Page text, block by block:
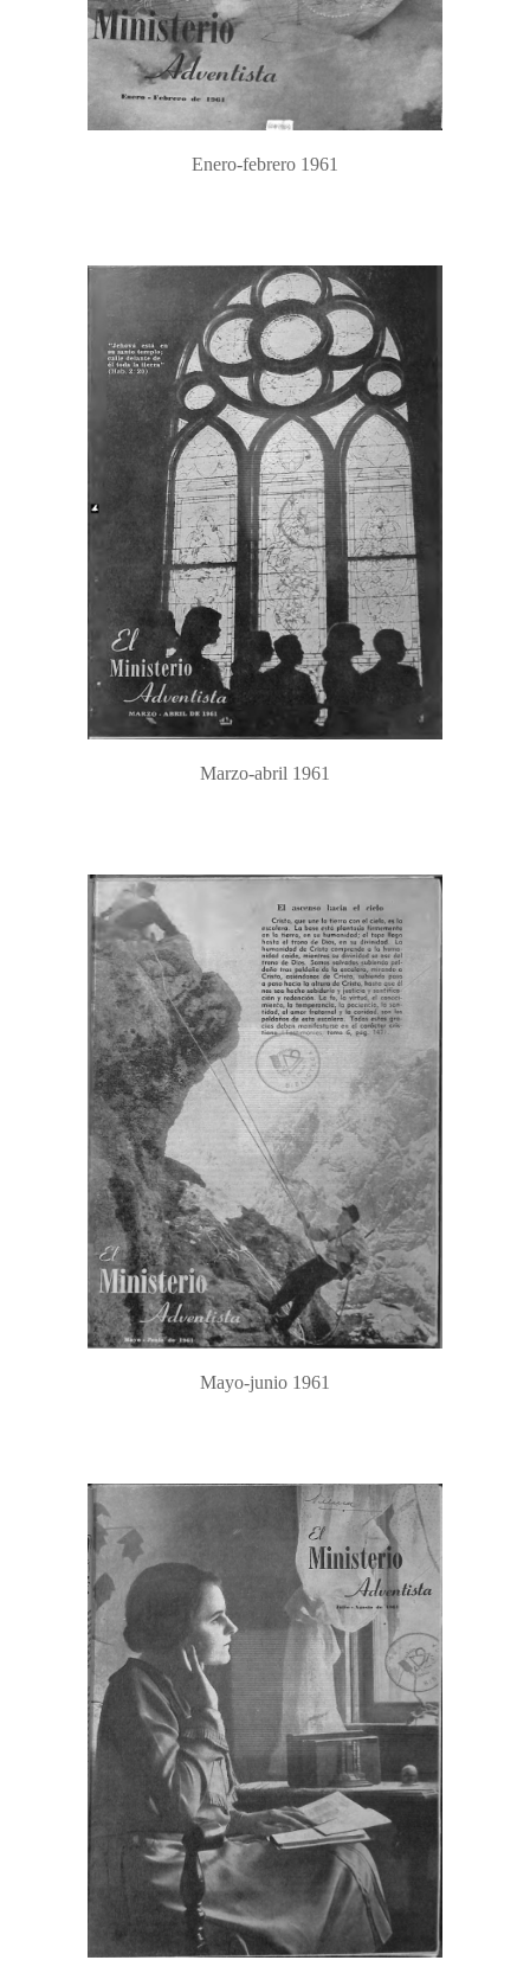
Enero-febrero 1961
Marzo-abril 1961
Mayo-junio 1961